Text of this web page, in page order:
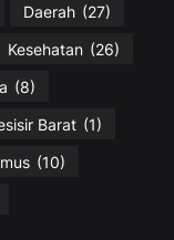
Daerah (27)
Kesehatan (26)
(8)
Barat (1)
(10)